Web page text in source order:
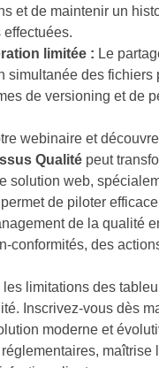
et de maintenir un
limitée : Le
simultanée des fichiers
de versioning et de
webinaire et
Qualité peut
solution web,
de piloter
de la qualité
conformités, des
limitations des
Inscrivez-vous dès
moderne et
maîtrise